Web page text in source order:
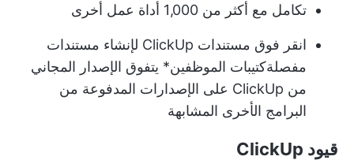
تكامل مع أكثر من 1,000 أداة عمل أخرى
انقر فوق مستندات ClickUp لإنشاء مستندات
مفصلةكتيبات الموظفين* يتفوق الإصدار المجاني
من ClickUp على الإصدارات المدفوعة من
البرامج الأخرى المشابهة
قيود ClickUp